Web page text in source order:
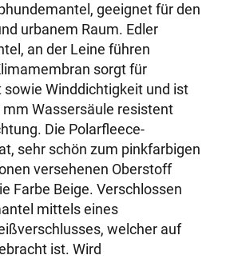
geeignet für den
urbanem Raum. Edler
an der Leine führen
sorgt für
Winddichtigkeit und ist
Wassersäule resistent
Die Polarfleece-
sehr schön zum pinkfarbigen
versehenen Oberstoff
Farbe Beige. Verschlossen
mittels eines
welcher auf
ist. Wird